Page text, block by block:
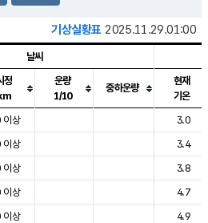
기상실황표 2025.11.29.01:00
, 기온, 강수, 바람, 기압등을 안내한 표입
날씨
정
운량
1/10
중하운량
현재
기온
이상
3.0
이상
3.4
이상
3.8
이상
4.7
이상
4.9